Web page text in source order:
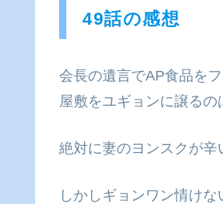
49話の感想
会長の遺言でAP食品を
屋敷をユギョンに譲る
絶対に妻のヨンスクが
しかしギョンワン情けな